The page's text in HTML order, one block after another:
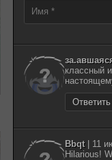
классный
Ответить
Bbqt| 11
Hilarious!